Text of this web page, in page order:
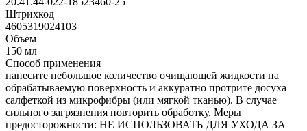
Штрихкод
4605319024103
Объем
150 мл
Способ применения
нанесите небольшое количество очищающей жидкости на
обрабатываемую поверхность и аккуратно протрите досуха
салфеткой из микрофибры (или мягкой тканью). В случае
сильного загрязнения повторить обработку. Меры
предосторожности: НЕ ИСПОЛЬЗОВАТЬ ДЛЯ УХОДА ЗА